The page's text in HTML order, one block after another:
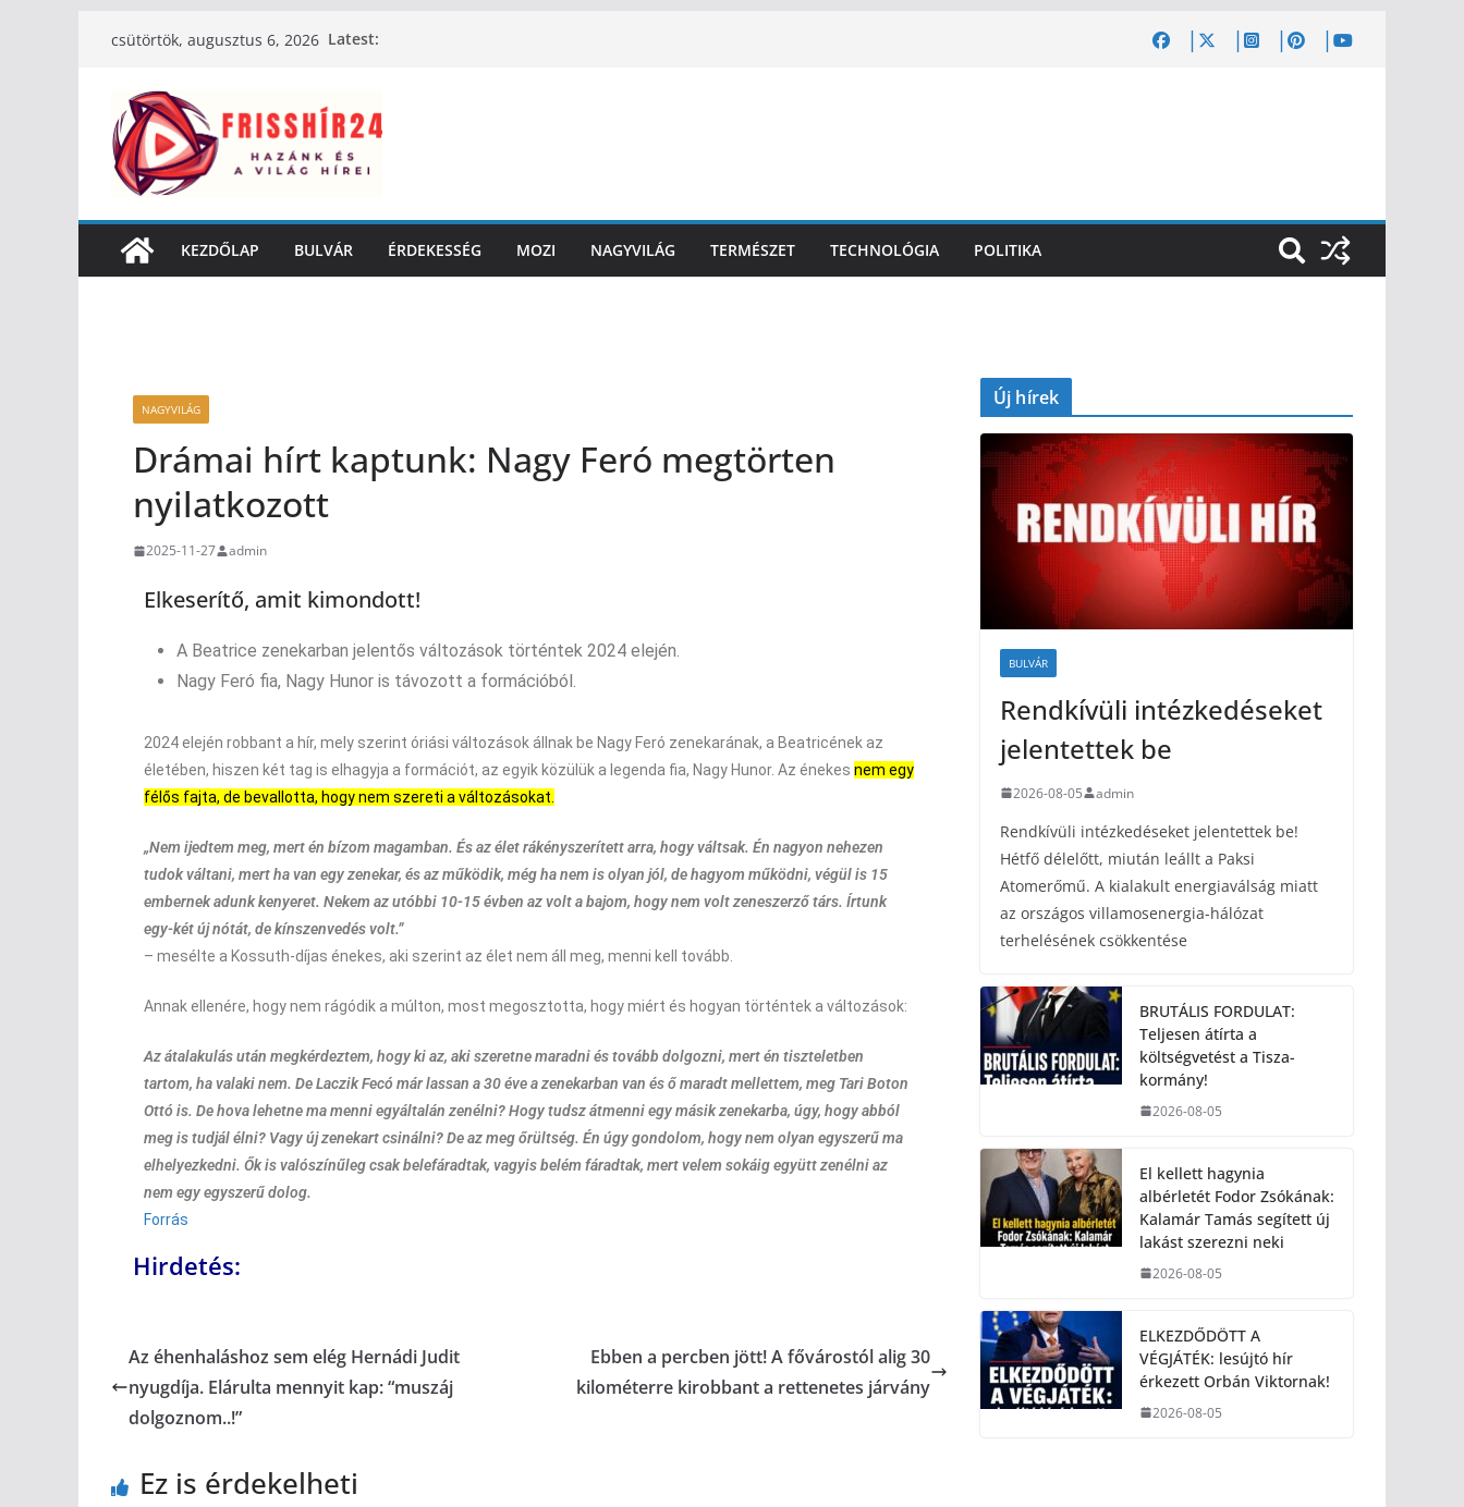
csütörtök, augusztus 6, 2026 Latest:
KEZDŐLAP BULVÁR ÉRDEKESSÉG MOZI NAGYVILÁG TERMÉSZET TECHNOLÓGIA POLITIKA
NAGYVILÁG
Drámai hírt kaptunk: Nagy Feró megtörten
nyilatkozott
2025-11-27 admin
Elkeserítő, amit kimondott!
A Beatrice zenekarban jelentős változások történtek 2024 elején.
Nagy Feró fia, Nagy Hunor is távozott a formációból.
2024 elején robbant a hír, mely szerint óriási változások állnak be Nagy Feró zenekarának, a Beatricének az
életében, hiszen két tag is elhagyja a formációt, az egyik közülük a legenda fia, Nagy Hunor. Az énekes nem egy
félős fajta, de bevallotta, hogy nem szereti a változásokat.
„Nem ijedtem meg, mert én bízom magamban. És az élet rákényszerített arra, hogy váltsak. Én nagyon nehezen
tudok váltani, mert ha van egy zenekar, és az működik, még ha nem is olyan jól, de hagyom működni, végül is 15
embernek adunk kenyeret. Nekem az utóbbi 10-15 évben az volt a bajom, hogy nem volt zeneszerző társ. Írtunk
egy-két új nótát, de kínszenvedés volt.”
– mesélte a Kossuth-díjas énekes, aki szerint az élet nem áll meg, menni kell tovább.
Annak ellenére, hogy nem rágódik a múlton, most megosztotta, hogy miért és hogyan történtek a változások:
Az átalakulás után megkérdeztem, hogy ki az, aki szeretne maradni és tovább dolgozni, mert én tiszteletben
tartom, ha valaki nem. De Laczik Fecó már lassan a 30 éve a zenekarban van és ő maradt mellettem, meg Tari Boton
Ottó is. De hova lehetne ma menni egyáltalán zenélni? Hogy tudsz átmenni egy másik zenekarba, úgy, hogy abból
meg is tudjál élni? Vagy új zenekart csinálni? De az meg őrültség. Én úgy gondolom, hogy nem olyan egyszerű ma
elhelyezkedni. Ők is valószínűleg csak belefáradtak, vagyis belém fáradtak, mert velem sokáig együtt zenélni az
nem egy egyszerű dolog.
Forrás
Hirdetés:
Az éhenhaláshoz sem elég Hernádi Judit
nyugdíja. Elárulta mennyit kap: “muszáj
dolgoznom..!”
Ebben a percben jött! A fővárostól alig 30
kilométerre kirobbant a rettenetes járvány
Ez is érdekelheti
Új hírek
BULVÁR
Rendkívüli intézkedéseket
jelentettek be
2026-08-05 admin
Rendkívüli intézkedéseket jelentettek be!
Hétfő délelőtt, miután leállt a Paksi
Atomerőmű. A kialakult energiaválság miatt
az országos villamosenergia-hálózat
terhelésének csökkentése
BRUTÁLIS FORDULAT:
Teljesen átírta a
költségvetést a Tisza-
kormány!
2026-08-05
El kellett hagynia
albérletét Fodor Zsókának:
Kalamár Tamás segített új
lakást szerezni neki
2026-08-05
ELKEZDŐDÖTT A
VÉGJÁTÉK: lesújtó hír
érkezett Orbán Viktornak!
2026-08-05